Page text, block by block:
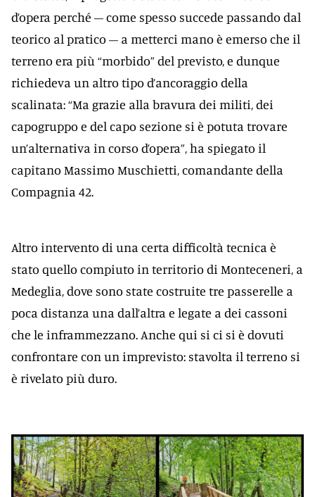
d’opera perché – come spesso succede passando dal
teorico al pratico – a metterci mano è emerso che il
terreno era più “morbido” del previsto, e dunque
richiedeva un altro tipo d’ancoraggio della
scalinata: “Ma grazie alla bravura dei militi, dei
capogruppo e del capo sezione si è potuta trovare
un’alternativa in corso d’opera”, ha spiegato il
capitano Massimo Muschietti, comandante della
Compagnia 42.
Altro intervento di una certa difficoltà tecnica è
stato quello compiuto in territorio di Monteceneri, a
Medeglia, dove sono state costruite tre passerelle a
poca distanza una dall’altra e legate a dei cassoni
che le inframmezzano. Anche qui si ci si è dovuti
confrontare con un imprevisto: stavolta il terreno si
è rivelato più duro.